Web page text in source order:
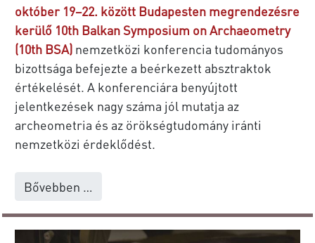
október 19–22. között Budapesten megrendezésre
kerülő 10th Balkan Symposium on Archaeometry
(10th BSA) nemzetközi konferencia tudományos
bizottsága befejezte a beérkezett absztraktok
értékelését. A konferenciára benyújtott
jelentkezések nagy száma jól mutatja az
archeometria és az örökségtudomány iránti
nemzetközi érdeklődést.
Bővebben …